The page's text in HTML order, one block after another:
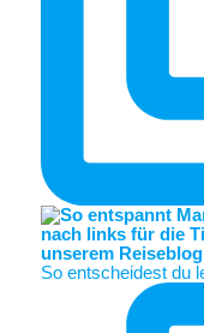
So entscheidest du